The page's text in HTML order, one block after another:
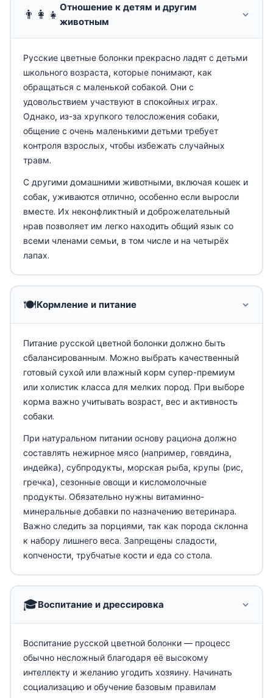
👨‍👩‍👧
Отношение к детям и другим
животным
Русские цветные болонки прекрасно ладят с детьми
школьного возраста, которые понимают, как
обращаться с маленькой собакой. Они с
удовольствием участвуют в спокойных играх.
Однако, из-за хрупкого телосложения собаки,
общение с очень маленькими детьми требует
контроля взрослых, чтобы избежать случайных
травм.
С другими домашними животными, включая кошек и
собак, уживаются отлично, особенно если выросли
вместе. Их неконфликтный и доброжелательный
нрав позволяет им легко находить общий язык со
всеми членами семьи, в том числе и на четырёх
лапах.
🍽️Кормление и питание
Питание русской цветной болонки должно быть
сбалансированным. Можно выбрать качественный
готовый сухой или влажный корм супер-премиум
или холистик класса для мелких пород. При выборе
корма важно учитывать возраст, вес и активность
собаки.
При натуральном питании основу рациона должно
составлять нежирное мясо (например, говядина,
индейка), субпродукты, морская рыба, крупы (рис,
гречка), сезонные овощи и кисломолочные
продукты. Обязательно нужны витаминно-
минеральные добавки по назначению ветеринара.
Важно следить за порциями, так как порода склонна
к набору лишнего веса. Запрещены сладости,
копчености, трубчатые кости и еда со стола.
🎓Воспитание и дрессировка
Воспитание русской цветной болонки — процесс
обычно несложный благодаря её высокому
интеллекту и желанию угодить хозяину. Начинать
социализацию и обучение базовым правилам